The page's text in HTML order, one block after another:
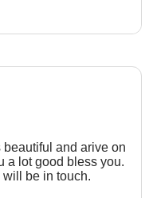
and arive on
a lot good bless you.
be in touch.